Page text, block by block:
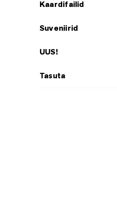
Kaardifailid
Suveniirid
UUS!
Tasuta